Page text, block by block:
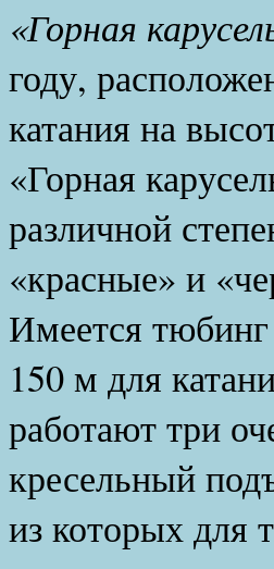
«Горная
году,
катания на
«Горная
различной
«красные» и
Имеется
150 м для
работают три
кресельный
из которых для